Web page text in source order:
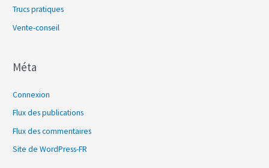
Trucs pratiques
Vente-conseil
Méta
Connexion
Flux des publications
Flux des commentaires
Site de WordPress-FR